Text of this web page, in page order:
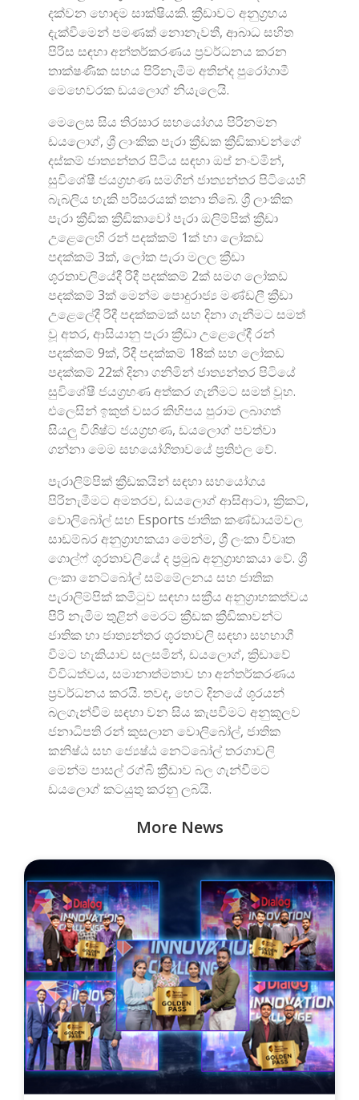
දක්වන හොඳම සාක්ෂියකි. ක්‍රීඩාවට අනුග්‍රහය
දැක්වීමෙන් පමණක් නොනැවතී, ආබාධ සහිත
පිරිස සඳහා අන්තර්කරණය ප්‍රවර්ධනය කරන
තාක්ෂණික සහය පිරිනැමීම අතින්ද පුරෝගාමී
මෙහෙවරක ඩයලොග් නියැලෙයි.
මෙලෙස සිය තිරසාර සහයෝගය පිරිනමන
ඩය‌ලොග්, ශ්‍රී ලාංකික පැරා ක්‍රීඩක ක්‍රීඩිකාවන්ගේ
දස්කම් ජාත්‍යන්තර පිටිය සඳහා ඔප් නංවමින්,
සුවිශේෂී ජයග්‍රහණ සමගින් ජාත්‍යන්තර පිටියෙහි
බැබලිය හැකි පරිසරයක් තනා තිබේ. ශ්‍රී ලාංකික
පැරා ක්‍රීඩික ක්‍රීඩිකාවෝ පැරා ඔලිම්පික් ක්‍රීඩා
උළෙලෙහි රන් පදක්කම් 1ක් හා ලෝකඩ
පදක්කම් 3ක්, ලෝක පැරා මලල ක්‍රීඩා
ශූරතාවලියේදී රිදී පදක්කම් 2ක් සමග ලෝකඩ
පදක්කම් 3ක් මෙන්ම පොදුරාජ්‍ය මණ්ඩලී ක්‍රීඩා
උළෙලේදී රිදී පදක්කමක් සහ දිනා ගැනීමට සමත්
වූ අතර, ආසියානු පැරා ක්‍රීඩා උළෙලේදී රන්
පදක්කම් 9ක්, රිදී පදක්කම් 18ක් සහ ලෝකඩ
පදක්කම් 22ක් දිනා ගනිමින් ජාත්‍යන්තර පිටියේ
සුවිශේෂී ජයග්‍රහණ අත්කර ගැනීමට සමත් වූහ.
එලෙසින් ඉකුත් වසර කිහිපය පුරාම ලබාගත්
සියලු විශිෂ්ට ජයග්‍රහණ, ඩයලොග් පවත්වා
ගන්නා මෙම සහයෝගිතාවයේ ප්‍රතිඵල වේ.
පැරාලිම්පික් ක්‍රීඩකයින් සඳහා සහයෝගය
පිරිනැමීමට අමතරව, ඩයලොග් ආසිආටා, ක්‍රිකට්,
වොලිබෝල් සහ Esports ජාතික කණ්ඩායම්වල
සාඩම්බර අනුග්‍රාහකයා මෙන්ම, ශ්‍රී ලංකා විවෘත
ගොල්ෆ් ශූරතාවලියේ ද ප්‍රමුඛ අනුග්‍රාහකයා වේ. ශ්‍රී
ලංකා නෙට්බෝල් සම්මේලනය සහ ජාතික
පැරාලිම්පික් කමිටුව සඳහා සක්‍රීය අනුග්‍රාහකත්වය
පිරි නැමිම තුළින් මෙරට ක්‍රීඩක ක්‍රීඩිකාවන්ට
ජාතික හා ජාත්‍යන්තර ශූරතාවලි සඳහා සහභාගී
වීමට හැකියාව සලසමින්, ඩය‌ලොග්, ක්‍රිඩාවේ
විවිධත්වය, සමානාත්මතාව හා අන්තර්කරණය
ප්‍රවර්ධනය කරයි. තවද, හෙට දිනයේ ශූරයන්
බලගැන්වීම සඳහා වන සිය කැපවීමට අනුකූලව
ජනාධිපති රන් කුසලාන වොලිබෝල්, ජාතික
කනිෂ්ඨ සහ ජ්‍යෙෂ්ඨ නෙට්බෝල් තරගාවලි
මෙන්ම පාසල් රග්බි ක්‍රීඩාව බල ගැන්වීමට
ඩයලොග් කටයුතු කරනු ලබයි.
More News